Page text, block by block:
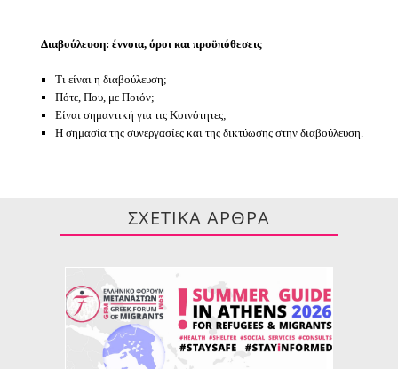
Διαβούλευση: έννοια, όροι και προϋπόθεσεις
Τι είναι η διαβούλευση;
Πότε, Που, με Ποιόν;
Είναι σημαντική για τις Κοινότητες;
Η σημασία της συνεργασίες και της δικτύωσης στην διαβούλευση.
ΣΧΕΤΙΚΑ ΑΡΘΡΑ